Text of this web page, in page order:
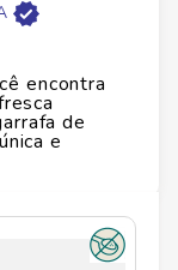
encontra
de
e
em
zero
bons
refrigerante
mais